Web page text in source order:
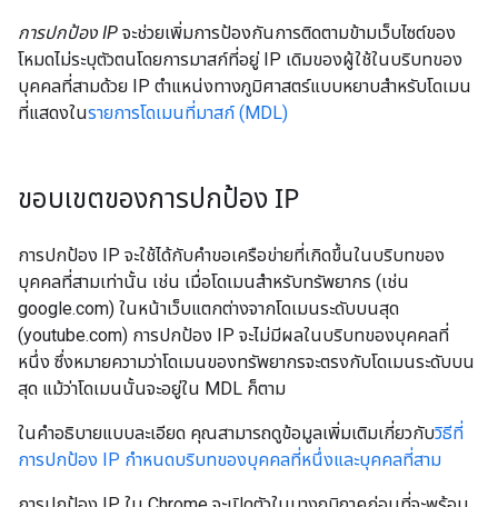
การปกป้อง IP จะช่วยเพิ่มการป้องกันการติดตามข้ามเว็บไซต์ของ
โหมดไม่ระบุตัวตนโดยการมาสก์ที่อยู่ IP เดิมของผู้ใช้ในบริบทของ
บุคคลที่สามด้วย IP ตำแหน่งทางภูมิศาสตร์แบบหยาบสำหรับโดเมน
ที่แสดงในรายการโดเมนที่มาสก์ (MDL)
ขอบเขตของการปกป้อง IP
การปกป้อง IP จะใช้ได้กับคำขอเครือข่ายที่เกิดขึ้นในบริบทของ
บุคคลที่สามเท่านั้น เช่น เมื่อโดเมนสำหรับทรัพยากร (เช่น
google.com) ในหน้าเว็บแตกต่างจากโดเมนระดับบนสุด
(youtube.com) การปกป้อง IP จะไม่มีผลในบริบทของบุคคลที่
หนึ่ง ซึ่งหมายความว่าโดเมนของทรัพยากรจะตรงกับโดเมนระดับบน
สุด แม้ว่าโดเมนนั้นจะอยู่ใน MDL ก็ตาม
ในคำอธิบายแบบละเอียด คุณสามารถดูข้อมูลเพิ่มเติมเกี่ยวกับวิธีที่
การปกป้อง IP กำหนดบริบทของบุคคลที่หนึ่งและบุคคลที่สาม